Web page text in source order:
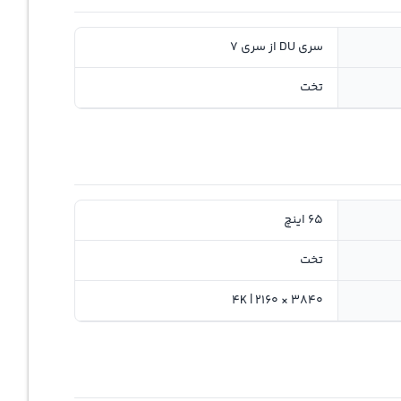
سری DU از سری 7
تخت
65 اینچ
تخت
3840 × 2160 | 4K